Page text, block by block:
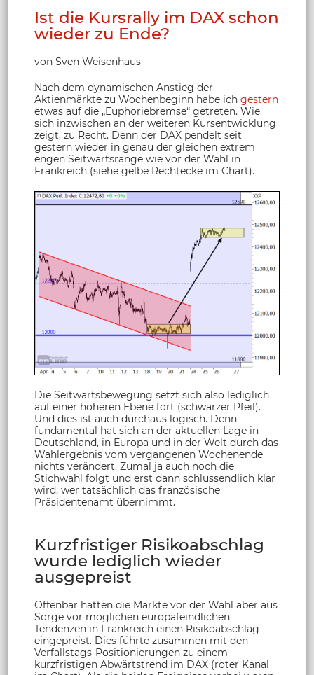
Ist die Kursrally im DAX schon
wieder zu Ende?
von Sven Weisenhaus
Nach dem dynamischen Anstieg der
Aktienmärkte zu Wochenbeginn habe ich gestern
etwas auf die „Euphoriebremse“ getreten. Wie
sich inzwischen an der weiteren Kursentwicklung
zeigt, zu Recht. Denn der DAX pendelt seit
gestern wieder in genau der gleichen extrem
engen Seitwärtsrange wie vor der Wahl in
Frankreich (siehe gelbe Rechtecke im Chart).
Die Seitwärtsbewegung setzt sich also lediglich
auf einer höheren Ebene fort (schwarzer Pfeil).
Und dies ist auch durchaus logisch. Denn
fundamental hat sich an der aktuellen Lage in
Deutschland, in Europa und in der Welt durch das
Wahlergebnis vom vergangenen Wochenende
nichts verändert. Zumal ja auch noch die
Stichwahl folgt und erst dann schlussendlich klar
wird, wer tatsächlich das französische
Präsidentenamt übernimmt.
Kurzfristiger Risikoabschlag
wurde lediglich wieder
ausgepreist
Offenbar hatten die Märkte vor der Wahl aber aus
Sorge vor möglichen europafeindlichen
Tendenzen in Frankreich einen Risikoabschlag
eingepreist. Dies führte zusammen mit den
Verfallstags-Positionierungen zu einem
kurzfristigen Abwärtstrend im DAX (roter Kanal